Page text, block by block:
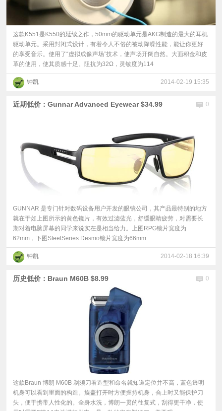
这款K551是K550的延续之作，50mm的驱动单元是AKG制造的最大的耳机
驱动单元。采用封闭式设计，有着令人不俗的被动降噪性能，能让你更好
的享受音乐。使用了“虚拟成像声场”技术，使声场开阔自然。大面积金和皮
革的使用，使其质感十足。阻抗为32Ω，灵敏度为114
钟凯 2014-02-19 15:35
近期低价：Gunnar Advanced Eyewear $34.99 0
GUNNAR 是专门针对数码设备用户开发的眼镜公司，其产品最特别的地方
就在于如上图所示的黄色镜片，有效过滤蓝光，舒缓眼睛疲劳，对需要长
期对着电脑屏幕的同学来说实在是相当给力。上图RPG镜片宽度为
62mm，下图SteelSeries Desmo镜片宽度为66mm
钟凯 2014-02-18 16:39
历史低价：Braun M60B $8.99 0
这款Braun 博朗 M60B 剃须刀看造型和命名就知道定位并不高，蓝色透明
机身可以看到里面的构造。旋盖打开时方便握持机身，合上时又能保护刀
头，便于携带人性化的。全身水洗，博朗一贯的往复式，刮得更干净，使